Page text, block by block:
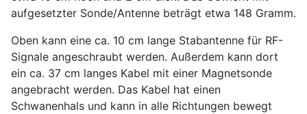
aufgesetzter Sonde/Antenne beträgt etwa 148 Gramm.
Oben kann eine ca. 10 cm lange Stabantenne für RF-
Signale angeschraubt werden. Außerdem kann dort
ein ca. 37 cm langes Kabel mit einer Magnetsonde
angebracht werden. Das Kabel hat einen
Schwanenhals und kann in alle Richtungen bewegt